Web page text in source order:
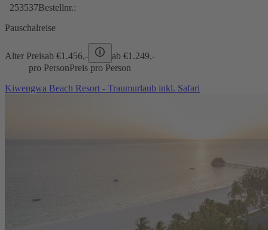
253537Bestellnr.:
Pauschalreise
Alter Preisab €1.456,- ab €1.249,-
pro PersonPreis pro Person
Kiwengwa Beach Resort - Traumurlaub inkl. Safari